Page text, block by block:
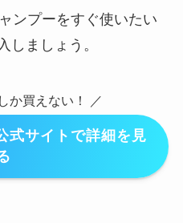
ンプーをすぐ使いたい
しましょう。
か買えない！ ／
式サイトで詳細を見